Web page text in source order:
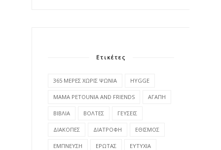
Ετικέτες
365 ΜΕΡΕΣ ΧΩΡΙΣ ΨΩΝΙΑ HYGGE
MAMA PETOUNIA AND FRIENDS ΑΓΑΠΗ
ΒΙΒΛΙΑ ΒΟΛΤΕΣ ΓΕΥΣΕΙΣ
ΔΙΑΚΟΠΕΣ ΔΙΑΤΡΟΦΗ ΕΘΙΣΜΟΣ
ΕΜΠΝΕΥΣΗ ΕΡΩΤΑΣ ΕΥΤΥΧΙΑ